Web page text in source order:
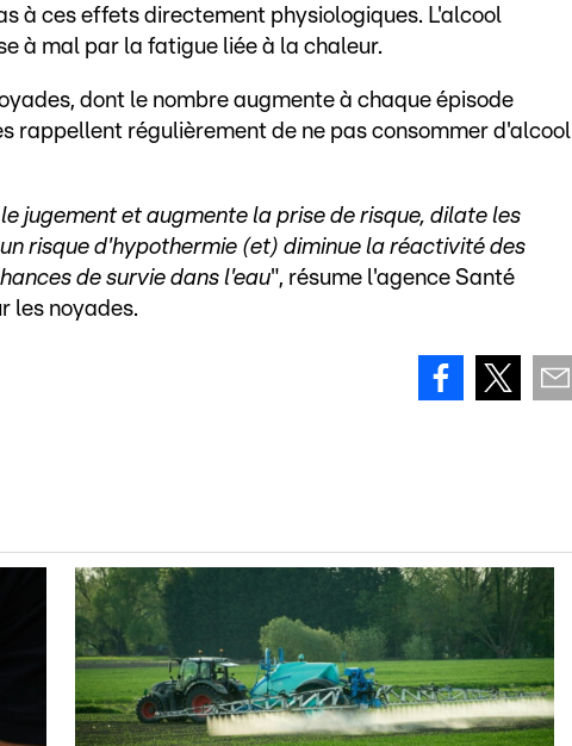
à ces effets directement physiologiques. L'alcool
à mal par la fatigue liée à la chaleur.
dont le nombre augmente à chaque épisode
rappellent régulièrement de ne pas consommer d'alcool
jugement et augmente la prise de risque, dilate les
risque d'hypothermie (et) diminue la réactivité des
de survie dans l'eau", résume l'agence Santé
les noyades.